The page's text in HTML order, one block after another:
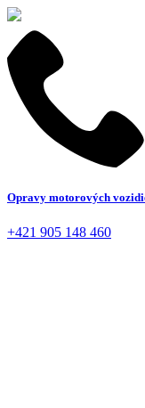
Opravy motorových
+421 905 148 460